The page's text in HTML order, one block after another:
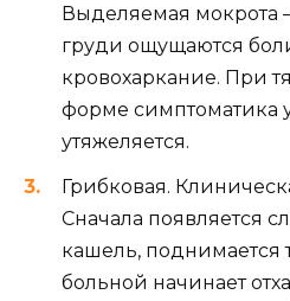
Выделяемая мокрота
груди ощущаются
кровохаркание. При
форме симптоматика
утяжеляется.
Грибковая.
Сначала появляется
кашель, поднимается
больной начинает